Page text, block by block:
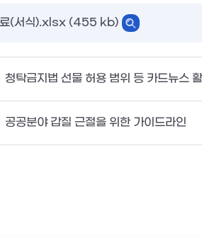
료(서식).xlsx (455 kb)
청탁금지법 선물 허용 범위 등 카드뉴스
공공분야 갑질 근절을 위한 가이드라인